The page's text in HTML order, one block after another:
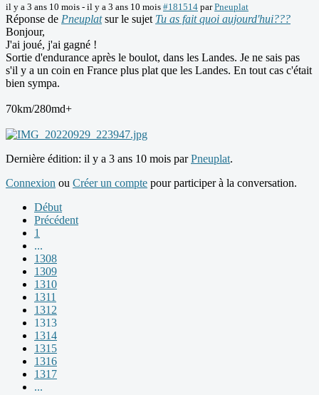
il y a 3 ans 10 mois - il y a 3 ans 10 mois #181514 parPneuplat
Réponse de Pneuplatsur le sujet Tu as fait quoi aujourd'hui???
Bonjour,
J'ai joué, j'ai gagné !
Sortie d'endurance après le boulot, dans les Landes. Je ne sais pas
s'il y a un coin en France plus plat que les Landes. En tout cas c'était
bien sympa.
70km/280md+
Dernière édition: il y a 3 ans 10 mois parPneuplat.
Connexion ou Créer un compte pour participer à la conversation.
Début
Précédent
1
...
1308
1309
1310
1311
1312
1313
1314
1315
1316
1317
...